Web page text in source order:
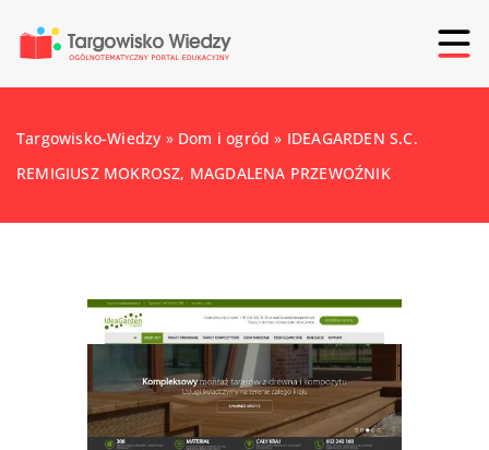
Targowisko-Wiedzy » Dom i ogród » IDEAGARDEN S.C.
REMIGIUSZ MOKROSZ, MAGDALENA PRZEWOŹNIK